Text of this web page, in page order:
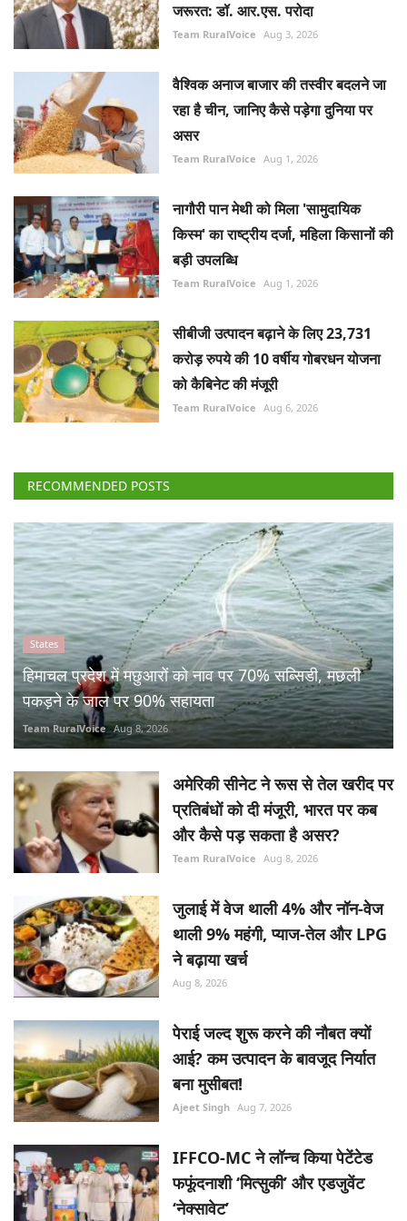
जरूरत: डॉ. आर.एस. परोदा
Team RuralVoice Aug 3, 2026
वैश्विक अनाज बाजार की तस्वीर बदलने जा
रहा है चीन, जानिए कैसे पड़ेगा दुनिया पर
असर
Team RuralVoice Aug 1, 2026
नागौरी पान मेथी को मिला 'सामुदायिक
किस्म' का राष्ट्रीय दर्जा, महिला किसानों की
बड़ी उपलब्धि
Team RuralVoice Aug 1, 2026
सीबीजी उत्पादन बढ़ाने के लिए 23,731
करोड़ रुपये की 10 वर्षीय गोबरधन योजना
को कैबिनेट की मंजूरी
Team RuralVoice Aug 6, 2026
RECOMMENDED POSTS
States
हिमाचल प्रदेश में मछुआरों को नाव पर 70% सब्सिडी, मछली
पकड़ने के जाल पर 90% सहायता
Team RuralVoice Aug 8, 2026
अमेरिकी सीनेट ने रूस से तेल खरीद पर
प्रतिबंधों को दी मंजूरी, भारत पर कब
और कैसे पड़ सकता है असर?
Team RuralVoice Aug 8, 2026
जुलाई में वेज थाली 4% और नॉन-वेज
थाली 9% महंगी, प्याज-तेल और LPG
ने बढ़ाया खर्च
Aug 8, 2026
पेराई जल्द शुरू करने की नौबत क्यों
आई? कम उत्पादन के बावजूद निर्यात
बना मुसीबत!
Ajeet Singh Aug 7, 2026
IFFCO-MC ने लॉन्च किया पेटेंटेड
फफूंदनाशी ‘मित्सुकी’ और एडजुवेंट
‘नेक्सावेट’